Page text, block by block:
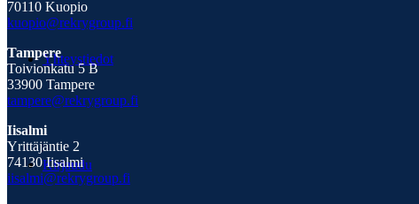
Yhteystiedot
Kirjaudu
70110 Kuopio
kuopio@rekrygroup.fi
Tampere
Toivionkatu 5 B
33900 Tampere
tampere@rekrygroup.fi
Iisalmi
Yrittäjäntie 2
74130 Iisalmi
iisalmi@rekrygroup.fi